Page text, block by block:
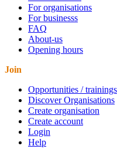
For organisations
For businesss
FAQ
About-us
Opening hours
Join
Opportunities / trainings
Discover Organisations
Create organisation
Create account
Login
Help